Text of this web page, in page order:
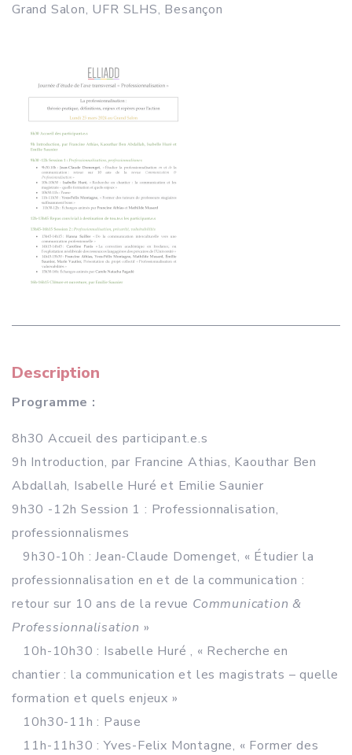
Grand Salon, UFR SLHS, Besançon
Description
Programme :
8h30 Accueil des participant.e.s
9h Introduction, par Francine Athias, Kaouthar Ben
Abdallah, Isabelle Huré et Emilie Saunier
9h30 -12h Session 1 : Professionnalisation,
professionnalismes
9h30-10h : Jean-Claude Domenget, « Étudier la
professionnalisation en et de la communication :
retour sur 10 ans de la revue Communication &
Professionnalisation »
10h-10h30 : Isabelle Huré , « Recherche en
chantier : la communication et les magistrats – quelle
formation et quels enjeux »
10h30-11h : Pause
11h-11h30 : Yves-Felix Montagne, « Former des